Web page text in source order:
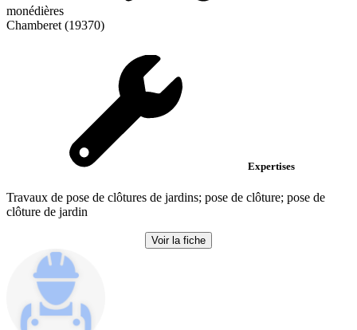
monédières
Chamberet (19370)
Expertises
Travaux de pose de clôtures de jardins; pose de clôture; pose de
clôture de jardin
Voir la fiche